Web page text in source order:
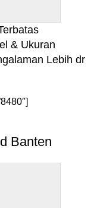
& Ukuran
Lebih dr
Banten